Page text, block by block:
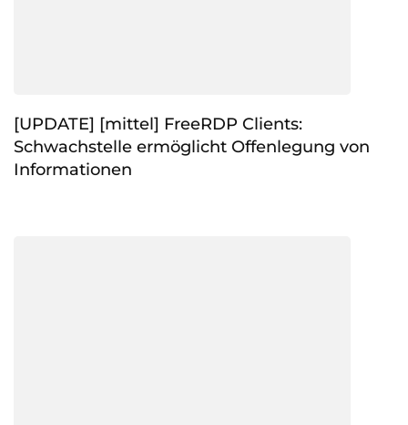
[UPDATE] [mittel] FreeRDP Clients:
Schwachstelle ermöglicht Offenlegung von
Informationen